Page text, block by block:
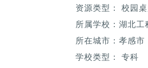
资源类型： 校园
所属学校：湖北工
所在城市：孝感市
学校类型： 专科